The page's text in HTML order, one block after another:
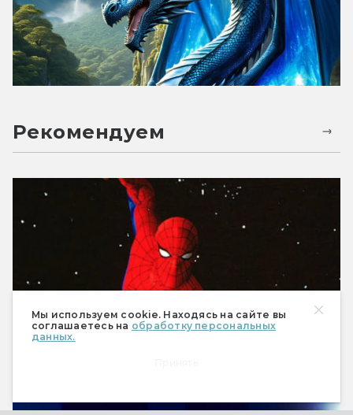
Мы используем cookie. Находясь на сайте вы
соглашаетесь на обработку персональных
данных.
Рекомендуем